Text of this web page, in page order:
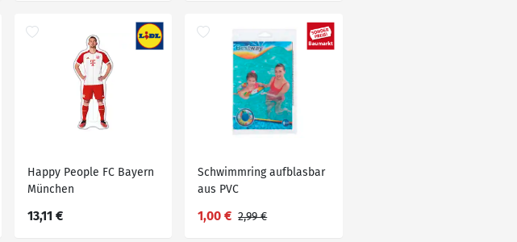
Happy People FC Bayern
München
190 x 71 cm
13,11 €
Schwimmring aufblasbar
aus PVC
1,00 € 2,99 €